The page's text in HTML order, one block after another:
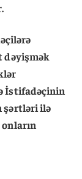
dəyişmək
İstifadəçinin
şərtləri ilə